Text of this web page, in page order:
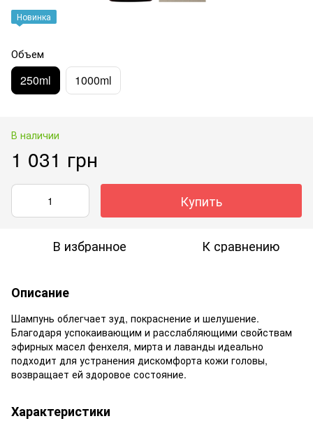
Новинка
Объем
250ml 1000ml
В наличии
1 031 грн
Купить
В избранное К сравнению
Описание
Шампунь облегчает зуд, покраснение и шелушение.
Благодаря успокаивающим и расслабляющими свойствам
эфирных масел фенхеля, мирта и лаванды идеально
подходит для устранения дискомфорта кожи головы,
возвращает ей здоровое состояние.
Характеристики